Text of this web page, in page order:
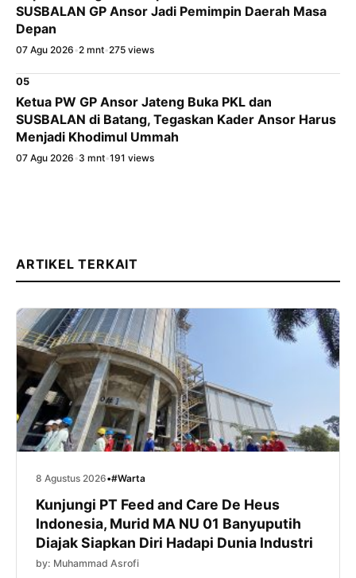
SUSBALAN GP Ansor Jadi Pemimpin Daerah Masa
Depan
07 Agu 2026 •2 mnt•275 views
05
Ketua PW GP Ansor Jateng Buka PKL dan
SUSBALAN di Batang, Tegaskan Kader Ansor Harus
Menjadi Khodimul Ummah
07 Agu 2026 •3 mnt•191 views
ARTIKEL TERKAIT
8 Agustus 2026•#Warta
Kunjungi PT Feed and Care De Heus
Indonesia, Murid MA NU 01 Banyuputih
Diajak Siapkan Diri Hadapi Dunia Industri
by: Muhammad Asrofi